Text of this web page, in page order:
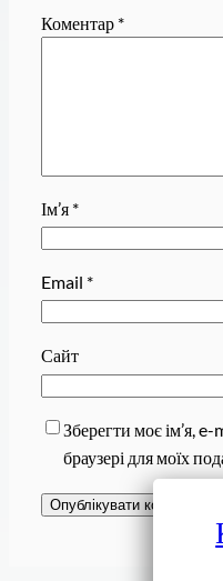
Коментар *
Ім’я *
Email *
Сайт
Зберегти моє ім’я,
браузері для моїх